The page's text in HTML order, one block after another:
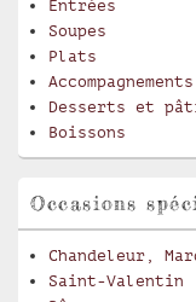
Entrées
Soupes
Plats
Accompagnements
Desserts et
Boissons
Occasions
Chandeleur,
Saint-Valentin